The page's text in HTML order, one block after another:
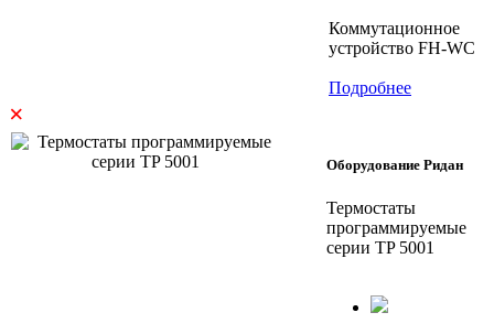
Коммутационное
устройство FH-WC
Подробнее
×
Оборудование Ридан
Термостаты
программируемые
серии TP 5001